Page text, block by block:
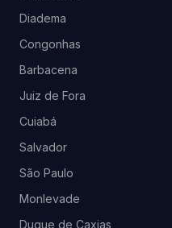
Diadema
Congonhas
Barbacena
Juiz de Fora
Cuiabá
Salvador
São Paulo
Monlevade
Duque de Caxias